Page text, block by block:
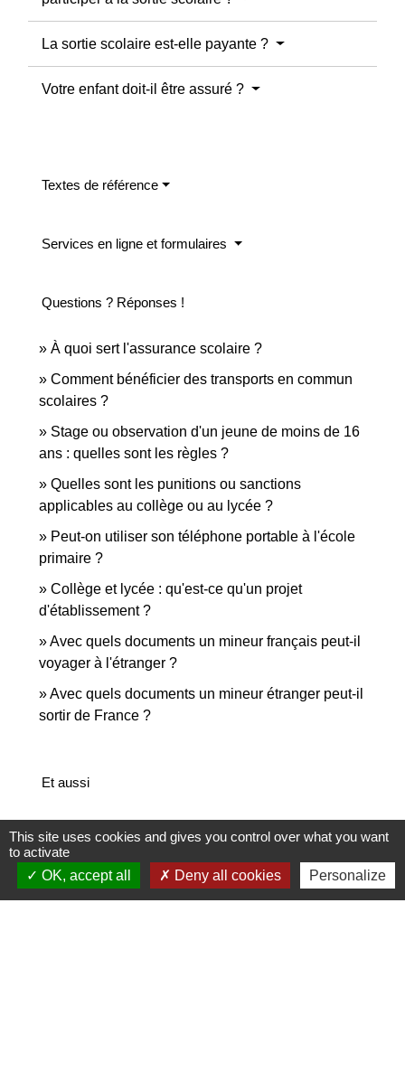
La sortie scolaire est-elle payante ?
Votre enfant doit-il être assuré ?
Textes de référence
Services en ligne et formulaires
Questions ? Réponses !
À quoi sert l'assurance scolaire ?
Comment bénéficier des transports en commun
scolaires ?
Stage ou observation d'un jeune de moins de 16
ans : quelles sont les règles ?
Quelles sont les punitions ou sanctions
applicables au collège ou au lycée ?
Peut-on utiliser son téléphone portable à l'école
primaire ?
Collège et lycée : qu'est-ce qu'un projet
d'établissement ?
Avec quels documents un mineur français peut-il
voyager à l'étranger ?
Avec quels documents un mineur étranger peut-il
sortir de France ?
Et aussi
Autorisation de sortie du territoire (AST)
Étranger - Europe
Signaler une erreur sur cette page
This site uses cookies and gives you control over what you want
to activate
OK, accept all
Deny all cookies Personalize